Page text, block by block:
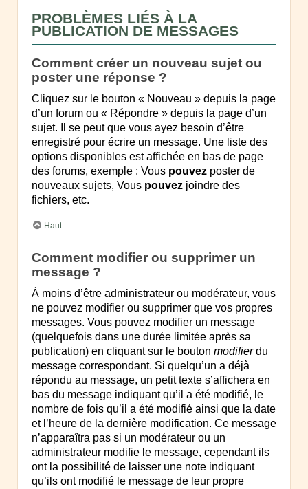
PROBLÈMES LIÉS À LA
PUBLICATION DE MESSAGES
Comment créer un nouveau sujet ou
poster une réponse ?
Cliquez sur le bouton « Nouveau » depuis la page
d’un forum ou « Répondre » depuis la page d’un
sujet. Il se peut que vous ayez besoin d’être
enregistré pour écrire un message. Une liste des
options disponibles est affichée en bas de page
des forums, exemple : Vous pouvez poster de
nouveaux sujets, Vous pouvez joindre des
fichiers, etc.
Haut
Comment modifier ou supprimer un
message ?
À moins d’être administrateur ou modérateur, vous
ne pouvez modifier ou supprimer que vos propres
messages. Vous pouvez modifier un message
(quelquefois dans une durée limitée après sa
publication) en cliquant sur le bouton modifierdu
message correspondant. Si quelqu’un a déjà
répondu au message, un petit texte s’affichera en
bas du message indiquant qu’il a été modifié, le
nombre de fois qu’il a été modifié ainsi que la date
et l’heure de la dernière modification. Ce message
n’apparaîtra pas si un modérateur ou un
administrateur modifie le message, cependant ils
ont la possibilité de laisser une note indiquant
qu’ils ont modifié le message de leur propre